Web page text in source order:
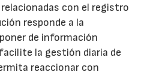
con el registro
responde a la
de información
la gestión diaria de
reaccionar con